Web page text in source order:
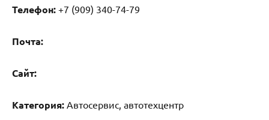
Телефон: +7 (909) 340-74-79
Почта:
Cайт:
Категория: Автосервис, автотехцентр